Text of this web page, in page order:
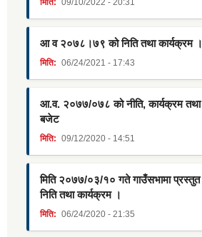
मिति: 09/10/2022 - 20:31
आ व २०७८।७९ को निति तथा कार्यक्रम ।
मिति: 06/24/2021 - 17:43
आ.व. २०७७/०७८ को नीति, कार्यक्रम तथा
बजेट
मिति: 09/12/2020 - 14:51
मिति २०७७/०३/१० गते गाउँसभामा प्रस्तुत
निति तथा कार्यक्रम ।
मिति: 06/24/2020 - 21:35